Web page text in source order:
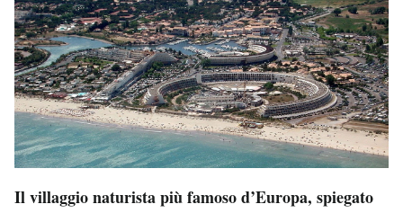
Il villaggio naturista più famoso d’Europa, spiegato